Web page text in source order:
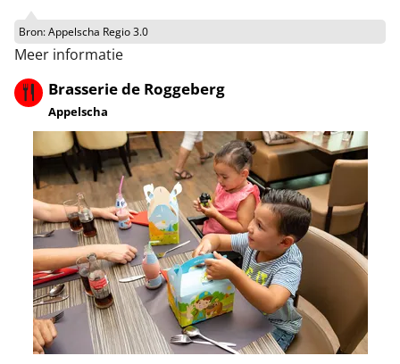
Bron:Appelscha Regio 3.0
Meer informatie
Brasserie de Roggeberg
Appelscha